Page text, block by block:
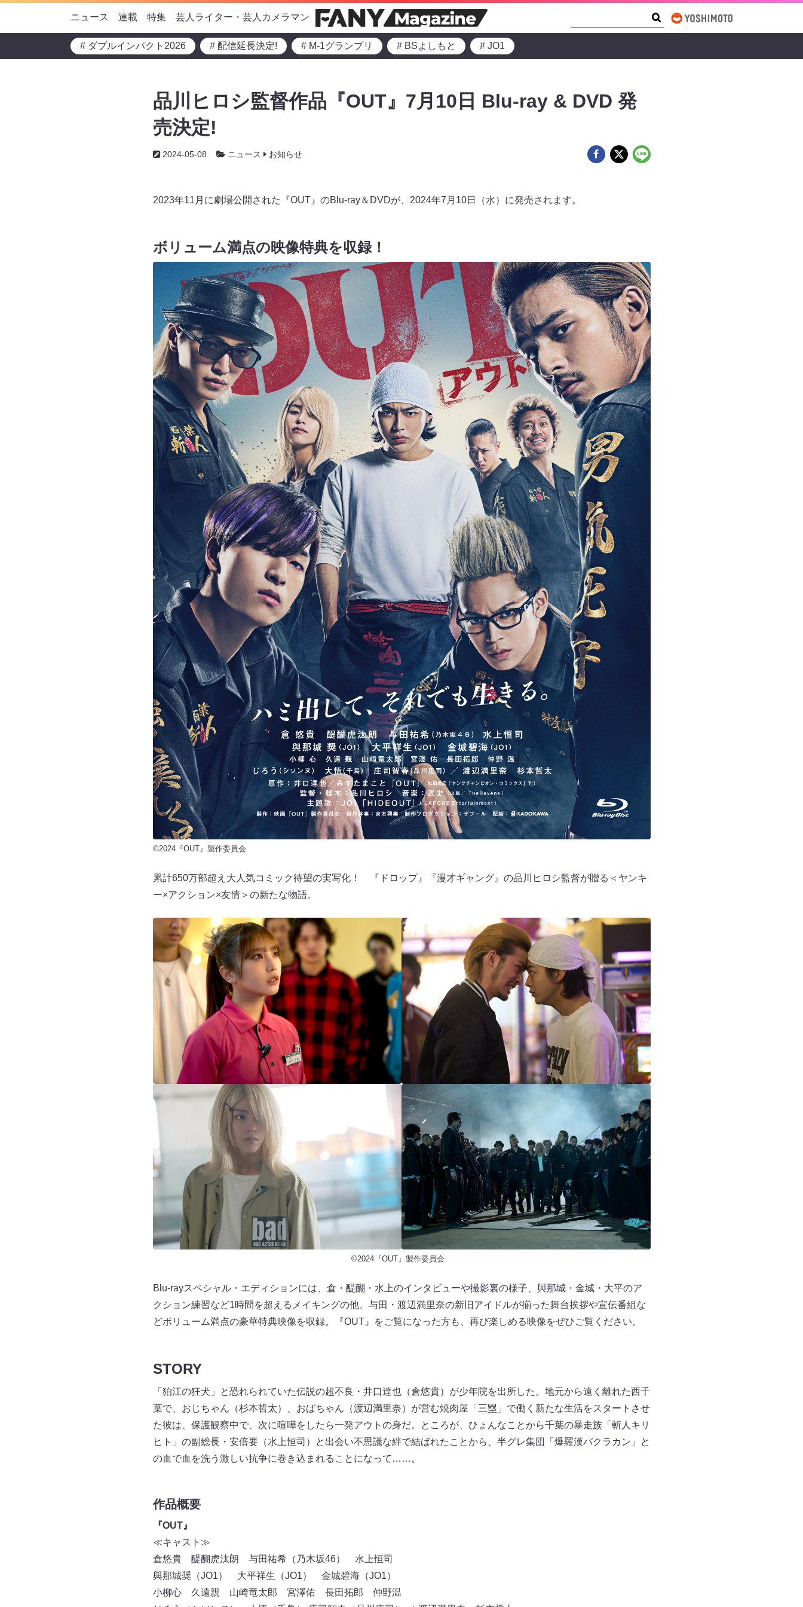
ニュース 連載 特集 芸人ライター・芸人カメラマン
# ダブルインパクト2026 # 配信延長決定! # M-1グランプリ # BSよしもと # JO1
品川ヒロシ監督作品『OUT』7月10日 Blu-ray & DVD 発
売決定!
2024-05-08 ニュース お知らせ
2023年11月に劇場公開された『OUT』のBlu-ray＆DVDが、2024年7月10日（水）に発売されます。
ボリューム満点の映像特典を収録！
©2024『OUT』製作委員会
累計650万部超え大人気コミック待望の実写化！ 『ドロップ』『漫才ギャング』の品川ヒロシ監督が贈る＜ヤンキ
ー×アクション×友情＞の新たな物語。
©2024『OUT』製作委員会
Blu-rayスペシャル・エディションには、倉・醍醐・水上のインタビューや撮影裏の様子、與那城・金城・大平のア
クション練習など1時間を超えるメイキングの他、与田・渡辺満里奈の新旧アイドルが揃った舞台挨拶や宣伝番組な
どボリューム満点の豪華特典映像を収録。『OUT』をご覧になった方も、再び楽しめる映像をぜひご覧ください。
STORY
「狛江の狂犬」と恐れられていた伝説の超不良・井口達也（倉悠貴）が少年院を出所した。地元から遠く離れた西千
葉で、おじちゃん（杉本哲太）、おばちゃん（渡辺満里奈）が営む焼肉屋「三塁」で働く新たな生活をスタートさせ
た彼は、保護観察中で、次に喧嘩をしたら一発アウトの身だ。ところが、ひょんなことから千葉の暴走族「斬人キリ
ヒト」の副総長・安倍要（水上恒司）と出会い不思議な絆で結ばれたことから、半グレ集団「爆羅漢バクラカン」と
の血で血を洗う激しい抗争に巻き込まれることになって……。
作品概要
『OUT』
≪キャスト≫
倉悠貴 醍醐虎汰朗 与田祐希（乃木坂46） 水上恒司
與那城奨（JO1） 大平祥生（JO1） 金城碧海（JO1）
小柳心 久遠親 山崎竜太郎 宮澤佑 長田拓郎 仲野温